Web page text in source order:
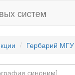
систем
Гербарий МГУ